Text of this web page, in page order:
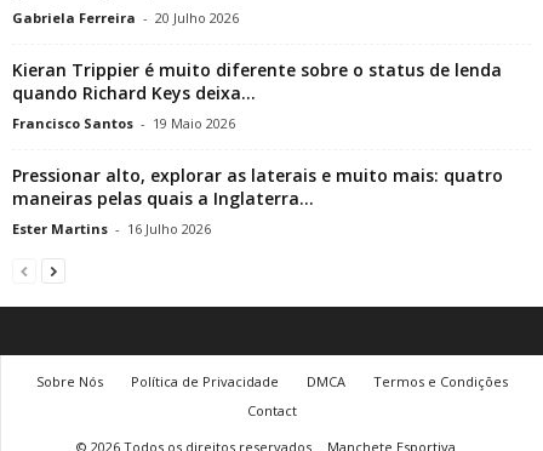
Gabriela Ferreira - 20 Julho 2026
Kieran Trippier é muito diferente sobre o status de lenda
quando Richard Keys deixa...
Francisco Santos - 19 Maio 2026
Pressionar alto, explorar as laterais e muito mais: quatro
maneiras pelas quais a Inglaterra...
Ester Martins - 16 Julho 2026
Sobre Nós Política de Privacidade DMCA
Termos e Condições
Contact
© 2026 Todos os direitos reservados
Manchete Esportiva